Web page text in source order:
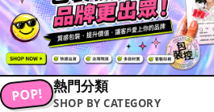
POP! 熱門分類
SHOP BY CATEGORY